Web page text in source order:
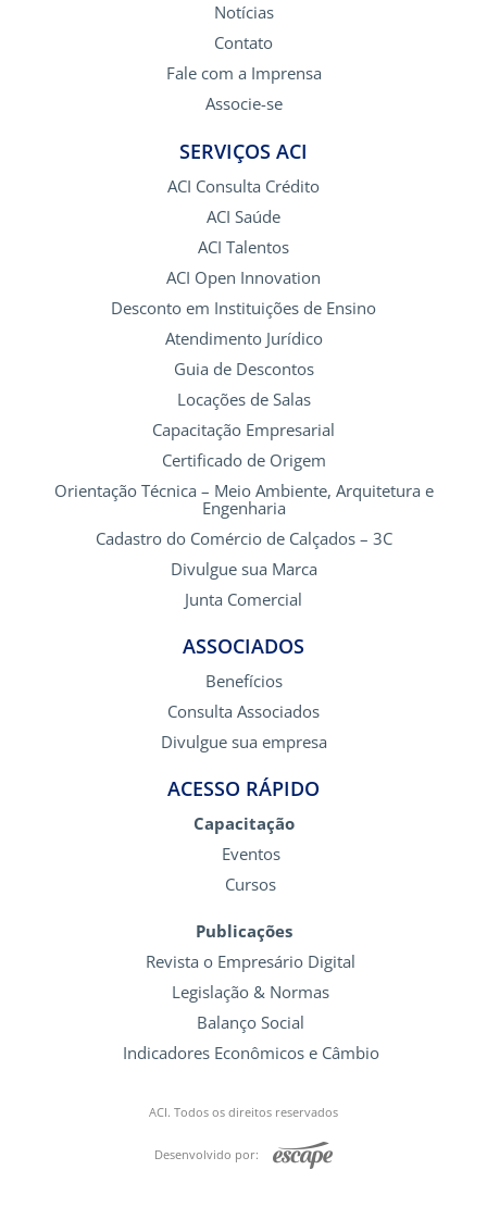
Notícias
Contato
Fale com a Imprensa
Associe-se
SERVIÇOS ACI
ACI Consulta Crédito
ACI Saúde
ACI Talentos
ACI Open Innovation
Desconto em Instituições de Ensino
Atendimento Jurídico
Guia de Descontos
Locações de Salas
Capacitação Empresarial
Certificado de Origem
Orientação Técnica – Meio Ambiente, Arquitetura e
Engenharia
Cadastro do Comércio de Calçados – 3C
Divulgue sua Marca
Junta Comercial
ASSOCIADOS
Benefícios
Consulta Associados
Divulgue sua empresa
ACESSO RÁPIDO
Capacitação
Eventos
Cursos
Publicações
Revista o Empresário Digital
Legislação & Normas
Balanço Social
Indicadores Econômicos e Câmbio
ACI. Todos os direitos reservados
Desenvolvido por: